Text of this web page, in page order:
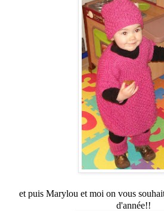
et puis Marylou et moi on vous
d'année!!